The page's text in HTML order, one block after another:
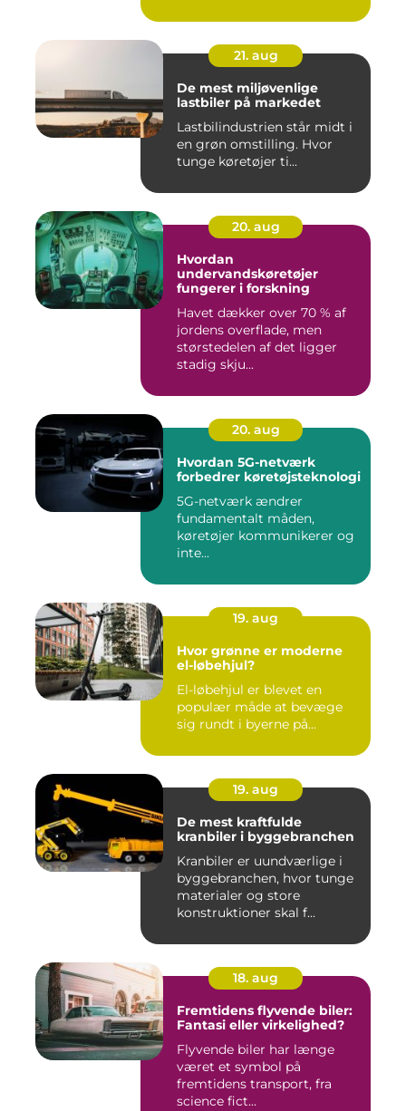
21. aug
De mest miljøvenlige
lastbiler på markedet
Lastbilindustrien står midt i
en grøn omstilling. Hvor
tunge køretøjer ti...
20. aug
Hvordan
undervandskøretøjer
fungerer i forskning
Havet dækker over 70 % af
jordens overflade, men
størstedelen af det ligger
stadig skju...
20. aug
Hvordan 5G-netværk
forbedrer køretøjsteknologi
5G-netværk ændrer
fundamentalt måden,
køretøjer kommunikerer og
inte...
19. aug
Hvor grønne er moderne
el-løbehjul?
El-løbehjul er blevet en
populær måde at bevæge
sig rundt i byerne på...
19. aug
De mest kraftfulde
kranbiler i byggebranchen
Kranbiler er uundværlige i
byggebranchen, hvor tunge
materialer og store
konstruktioner skal f...
18. aug
Fremtidens flyvende biler:
Fantasi eller virkelighed?
Flyvende biler har længe
været et symbol på
fremtidens transport, fra
science fict...